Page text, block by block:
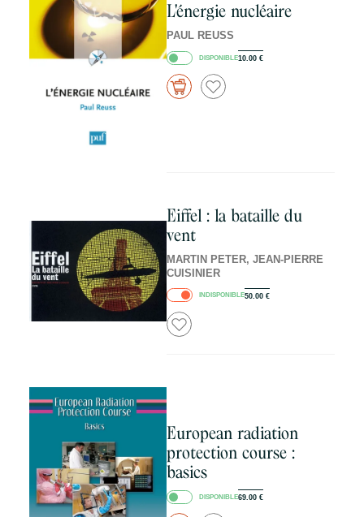
L'énergie nucléaire
PAUL REUSS
DISPONIBLE10.00 €
Eiffel : la bataille du
vent
MARTIN PETER, JEAN-PIERRE
CUISINIER
INDISPONIBLE50.00 €
European radiation
protection course :
basics
DISPONIBLE69.00 €